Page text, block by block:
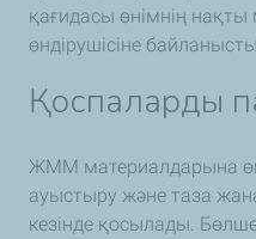
қағидасы өнімнің
өндірушісіне
Қоспаларды
ЖММ материалдарына
ауыстыру және таза
кезінде қосылады.